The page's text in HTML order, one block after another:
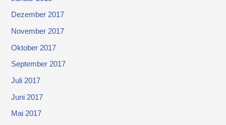
Dezember 2017
November 2017
Oktober 2017
September 2017
Juli 2017
Juni 2017
Mai 2017